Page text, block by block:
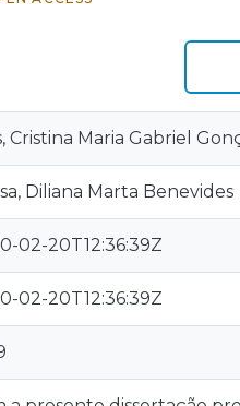
Cristina Maria Gabriel
Diliana Marta Benevides
02-20T12:36:39Z
02-20T12:36:39Z